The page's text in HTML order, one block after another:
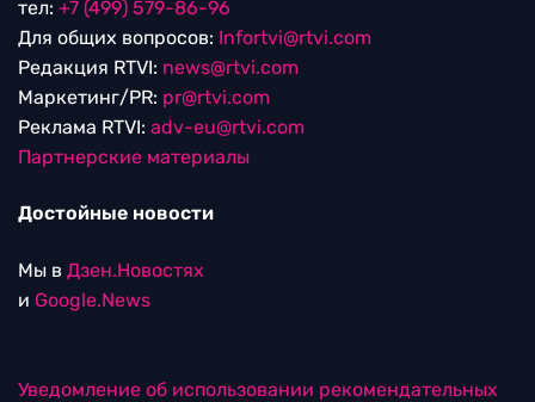
тел: +7 (499) 579-86-96
Для общих вопросов: Infortvi@rtvi.com
Редакция RTVI: news@rtvi.com
Маркетинг/PR: pr@rtvi.com
Реклама RTVI: adv-eu@rtvi.com
Партнерские материалы
Достойные новости
Мы в Дзен.Новостях
и Google.News
Уведомление об использовании рекомендательных